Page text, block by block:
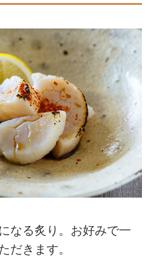
なる炙り。お好みで一
だきます。